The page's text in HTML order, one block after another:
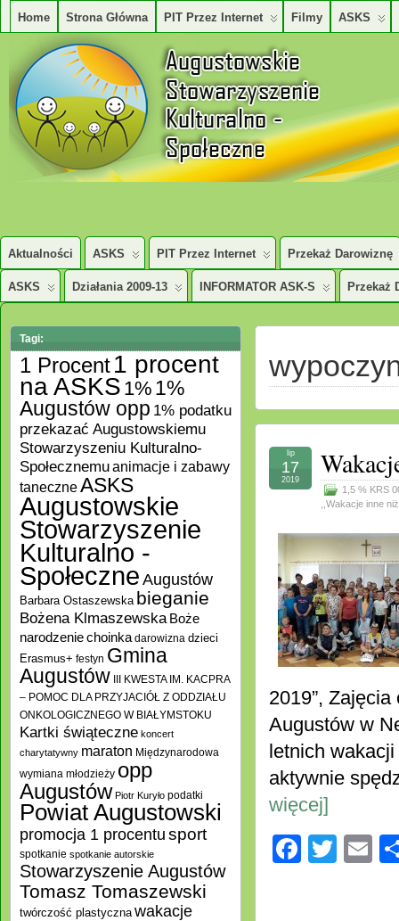
Home Strona Główna PIT Przez Internet Filmy ASKS
AUGUSTOWSKIE STOWARZYSZENE KULTURALNO – SPOŁECZNE
Aktualności ASKS PIT Przez Internet Przekaż Darowiznę
ASKS Działania 2009-13 INFORMATOR ASK-S Przekaż
1,5 % KRS
,,Wakacje inne
lip
17
2019
2019”,
Augustów w
letnich
aktywnie
więcej]
Tagi:
1 Procent1 procent
na ASKS 1% 1%
Augustów opp 1% podatku
przekazać Augustowskiemu
Stowarzyszeniu Kulturalno-
Społecznemuanimacje i zabawy
taneczneASKS
Augustowskie
Stowarzyszenie
Kulturalno -
Społeczne Augustów
Barbara Ostaszewska bieganie
Bożena Klmaszewska Boże
narodzeniechoinka darowizna dzieci
Erasmus+ festyn Gmina
Augustów III KWESTA IM. KACPRA
– POMOC DLA PRZYJACIÓŁ Z ODDZIAŁU
ONKOLOGICZNEGO W BIAŁYMSTOKU
Kartki świąteczne koncert
charytatywny maraton Międzynarodowa
wymiana młodzieży opp
Augustów Piotr Kuryło podatki
Powiat Augustowski
promocja 1 procentusport
spotkanie spotkanie autorskie
Stowarzyszenie Augustów
Tomasz Tomaszewski
twórczość plastyczna wakacje